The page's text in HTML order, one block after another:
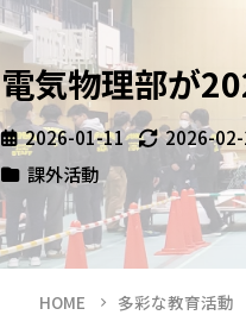
電気物理部が
2026-01-11
2026-
課外活動
HOME 多彩な教育活動